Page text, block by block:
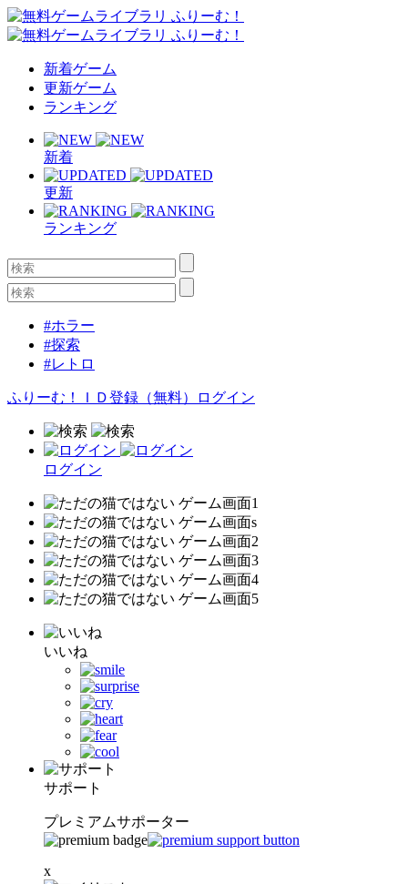
新着ゲーム
更新ゲーム
ランキング
新着
更新
ランキング
#ホラー
#探索
#レトロ
ふりーむ！ＩＤ登録（無料） ログイン
ログイン
いいね
サポート
プレミアムサポーター
x